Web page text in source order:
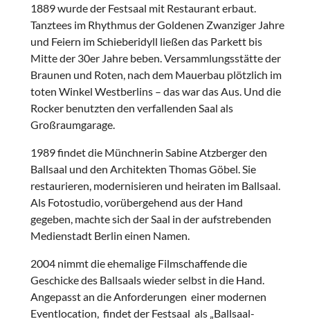
1889 wurde der Festsaal mit Restaurant erbaut.
Tanztees im Rhythmus der Goldenen Zwanziger Jahre
und Feiern im Schieberidyll ließen das Parkett bis
Mitte der 30er Jahre beben. Versammlungsstätte der
Braunen und Roten, nach dem Mauerbau plötzlich im
toten Winkel Westberlins – das war das Aus. Und die
Rocker benutzten den verfallenden Saal als
Großraumgarage.
1989 findet die Münchnerin Sabine Atzberger den
Ballsaal und den Architekten Thomas Göbel. Sie
restaurieren, modernisieren und heiraten im Ballsaal.
Als Fotostudio, vorübergehend aus der Hand
gegeben, machte sich der Saal in der aufstrebenden
Medienstadt Berlin einen Namen.
2004 nimmt die ehemalige Filmschaffende die
Geschicke des Ballsaals wieder selbst in die Hand.
Angepasst an die Anforderungen einer modernen
Eventlocation, findet der Festsaal als „Ballsaal-